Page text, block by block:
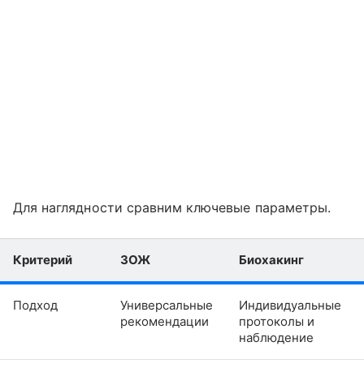
Для наглядности сравним ключевые параметры.
Критерий ЗОЖ Биохакинг
Подход
Универсальные
рекомендации
Индивидуальные
протоколы и
наблюдение